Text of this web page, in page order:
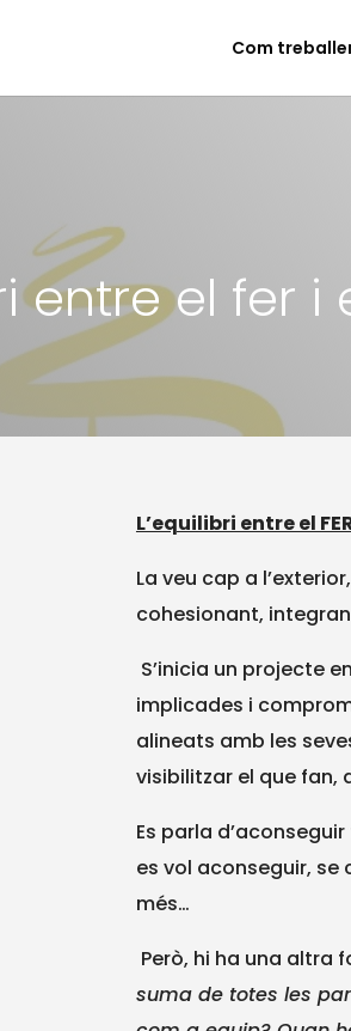
Com
entre el fer i
L’equilibri entre el
La veu cap a
cohesionant,
S’inicia un projecte
implicades i
alineats amb les
visibilitzar el que fan,
Es parla
es vol aconseguir, se
més…
Però, hi ha una altra
suma de totes les